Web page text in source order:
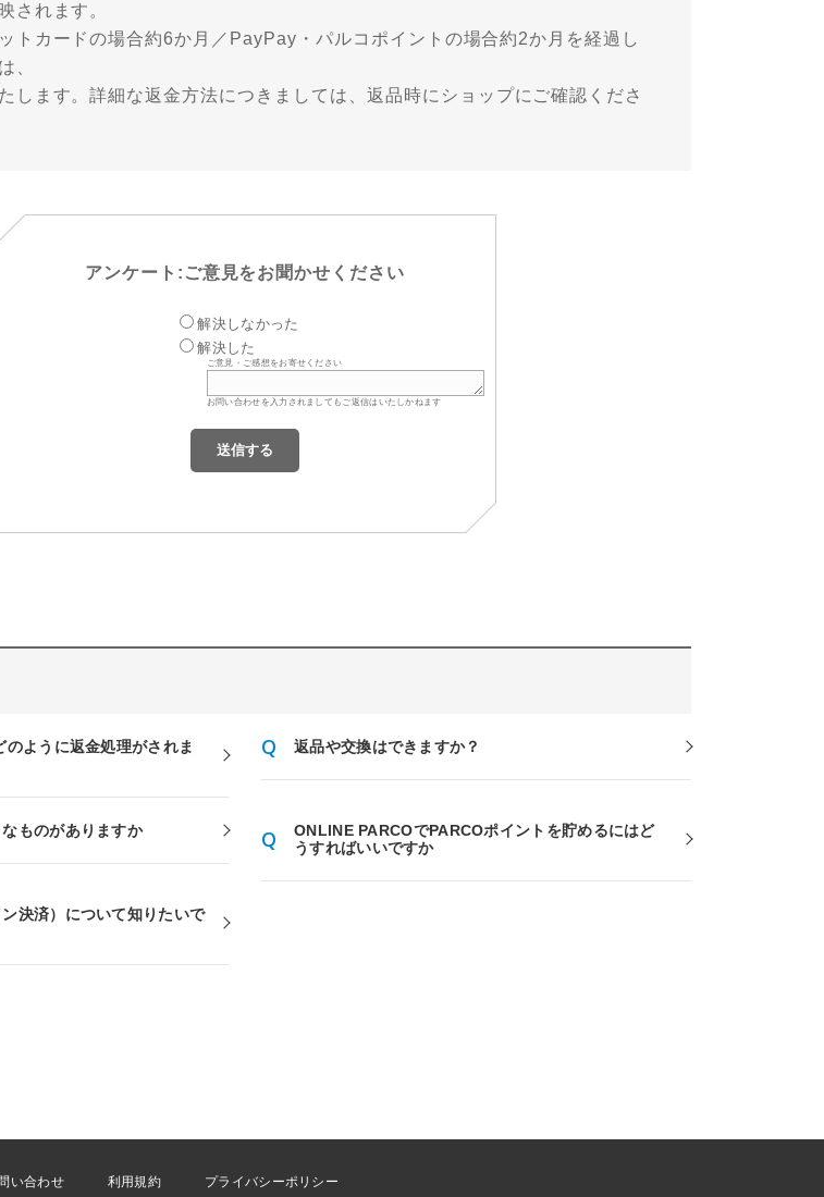
されます。
トカードの場合約6か月／PayPay・パルコポイントの場合約2か月を経過し
、
します。詳細な返金方法につきましては、返品時にショップにご確認くださ
アンケート:ご意見をお聞かせください
解決しなかった
解決した
ご意見・ご感想をお寄せください
お問い合わせを入力されましてもご返信はいたしかねます
ように返金処理がされま
返品や交換はできますか？
ものがありますか
ONLINE PARCOでPARCOポイントを貯めるにはど
うすればいいですか
決済）について知りたいで
い合わせ 利用規約 プライバシーポリシー